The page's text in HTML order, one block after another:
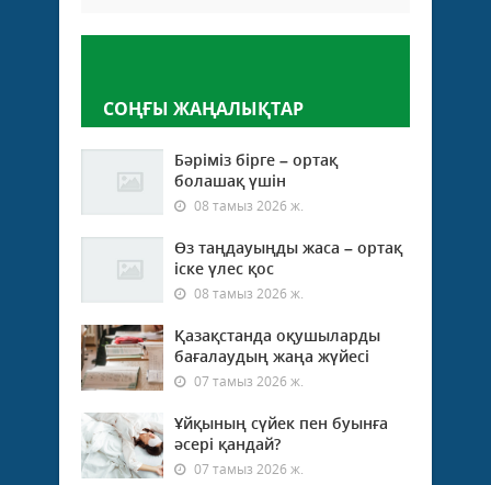
СОҢҒЫ ЖАҢАЛЫҚТАР
Бәріміз бірге – ортақ
болашақ үшін
08 тамыз 2026 ж.
Өз таңдауыңды жаса – ортақ
іске үлес қос
08 тамыз 2026 ж.
Қазақстанда оқушыларды
бағалаудың жаңа жүйесі
07 тамыз 2026 ж.
Ұйқының сүйек пен буынға
әсері қандай?
07 тамыз 2026 ж.